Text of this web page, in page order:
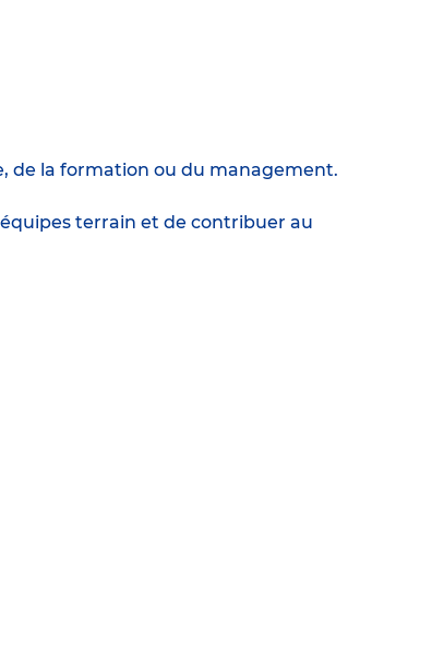
de la formation ou du management.
terrain et de contribuer au